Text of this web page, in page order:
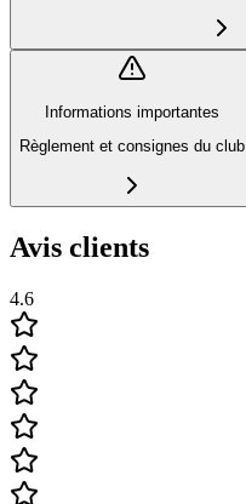
Informations importantes
Règlement et consignes du club
Avis clients
4.6